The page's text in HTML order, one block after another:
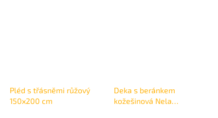
Pléd s třásněmi růžový
150x200 cm
Deka s beránkem
kožešinová Nela